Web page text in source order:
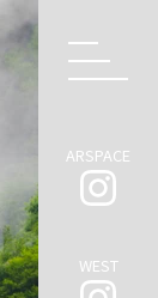
ARSPACE
WEST